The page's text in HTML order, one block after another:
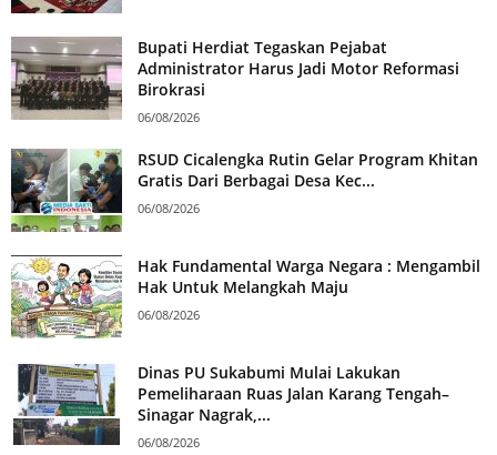
Bupati Herdiat Tegaskan Pejabat
Administrator Harus Jadi Motor Reformasi
Birokrasi
06/08/2026
RSUD Cicalengka Rutin Gelar Program Khitan
Gratis Dari Berbagai Desa Kec...
06/08/2026
Hak Fundamental Warga Negara : Mengambil
Hak Untuk Melangkah Maju
06/08/2026
Dinas PU Sukabumi Mulai Lakukan
Pemeliharaan Ruas Jalan Karang Tengah–
Sinagar Nagrak,...
06/08/2026